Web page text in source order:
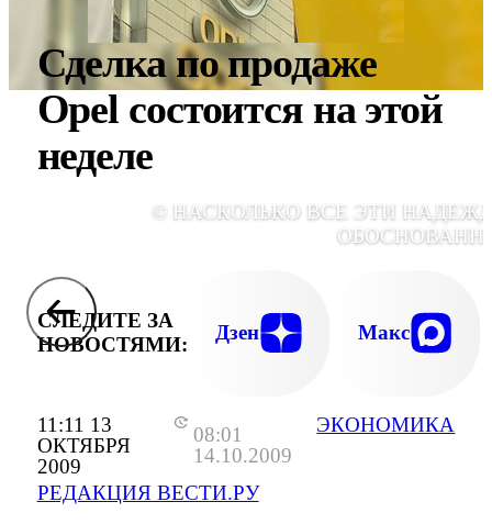
11:11 13
ОКТЯБРЯ
2009
08:01
14.10.2009
РЕДАКЦИЯ ВЕСТИ.РУ
ЭКОНОМИКА
Сделка по продаже
Opel состоится на этой
неделе
© НАСКОЛЬКО ВСЕ ЭТИ
СЛЕДИТЕ ЗА
НОВОСТЯМИ:
Дзен Макс